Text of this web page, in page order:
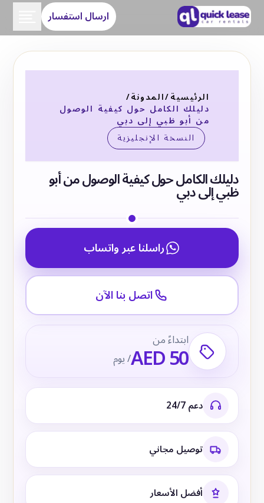
ارسال استفسار
الرئيسية/المدونة/
دليلك الكامل حول كيفية الوصول
من أبو ظبي إلى دبي
النسخة الإنجليزية
دليلك الكامل حول كيفية الوصول من أبو
ظبي إلى دبي
راسلنا عبر واتساب
اتصل بنا الآن
ابتداءً من
AED 50/ يوم
دعم 24/7
توصيل مجاني
أفضل الأسعار